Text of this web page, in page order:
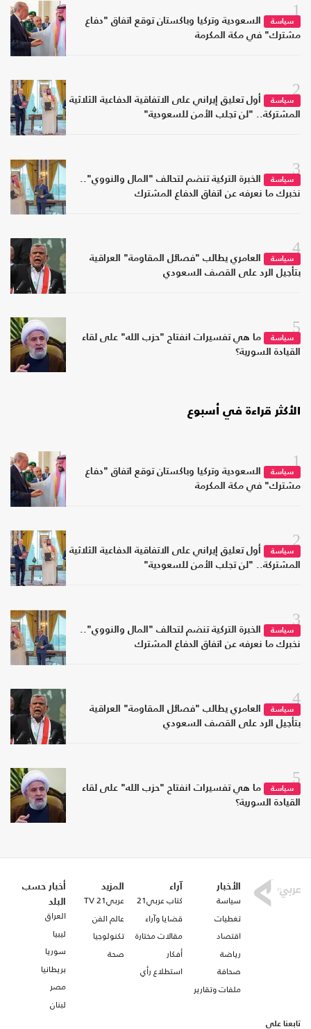
1
سياسة
السعودية وتركيا وباكستان توقع اتفاق "دفاع
مشترك" في مكة المكرمة
2
سياسة
أول تعليق إيراني على الاتفاقية الدفاعية الثلاثية
المشتركة.. "لن تجلب الأمن للسعودية"
3
سياسة
الخبرة التركية تنضم لتحالف "المال والنووي"..
نخبرك ما نعرفه عن اتفاق الدفاع المشترك
4
سياسة
العامري يطالب "فصائل المقاومة" العراقية
بتأجيل الرد على القصف السعودي
5
سياسة
ما هي تفسيرات انفتاح "حزب الله" على لقاء
القيادة السورية؟
الأكثر قراءة في أسبوع
1
سياسة
السعودية وتركيا وباكستان توقع اتفاق "دفاع
مشترك" في مكة المكرمة
2
سياسة
أول تعليق إيراني على الاتفاقية الدفاعية الثلاثية
المشتركة.. "لن تجلب الأمن للسعودية"
3
سياسة
الخبرة التركية تنضم لتحالف "المال والنووي"..
نخبرك ما نعرفه عن اتفاق الدفاع المشترك
4
سياسة
العامري يطالب "فصائل المقاومة" العراقية
بتأجيل الرد على القصف السعودي
5
سياسة
ما هي تفسيرات انفتاح "حزب الله" على لقاء
القيادة السورية؟
الأخبار
سياسة
تغطيات
اقتصاد
رياضة
صحافة
ملفات وتقارير
آراء
كتاب عربي21
قضايا وآراء
مقالات مختارة
أفكار
استطلاع رأي
المزيد
عربي21 TV
عالم الفن
تكنولوجيا
صحة
أخبار حسب
البلد
العراق
ليبيا
سوريا
بريطانيا
مصر
لبنان
تابعنا على